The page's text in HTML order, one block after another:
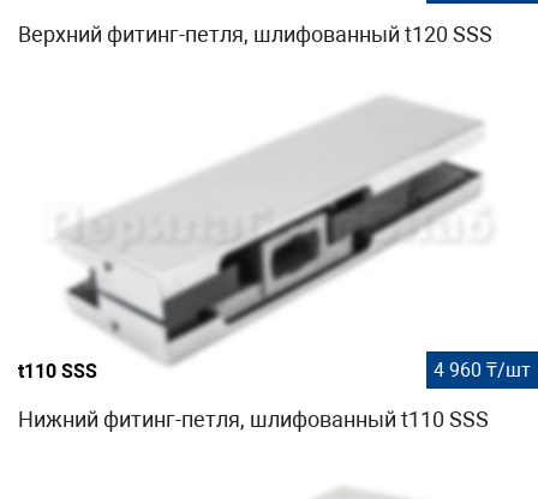
Верхний фитинг-петля, шлифованный t120 SSS
t110 SSS 4 960 ₸/шт
Нижний фитинг-петля, шлифованный t110 SSS